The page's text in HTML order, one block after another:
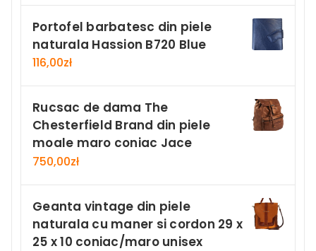
Portofel barbatesc din piele
naturala Hassion B720 Blue
116,00zł
Rucsac de dama The
Chesterfield Brand din piele
moale maro coniac Jace
750,00zł
Geanta vintage din piele
naturala cu maner si cordon 29 x
25 x 10 coniac/maro unisex